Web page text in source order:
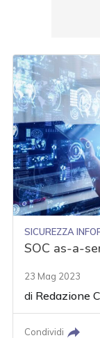
SICUREZZA
SOC as-a-
23 Mag 2023
di Redazione
Condividi